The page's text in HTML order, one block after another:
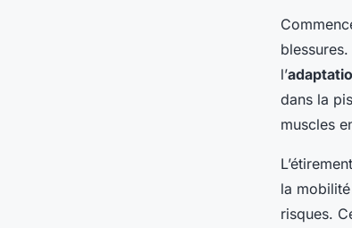
l’
dans la
muscles
la
risques.